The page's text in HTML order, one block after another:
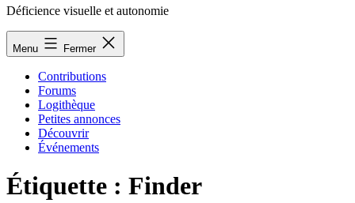
Déficience visuelle et autonomie
Menu Fermer
Contributions
Forums
Logithèque
Petites annonces
Découvrir
Événements
Étiquette : Finder